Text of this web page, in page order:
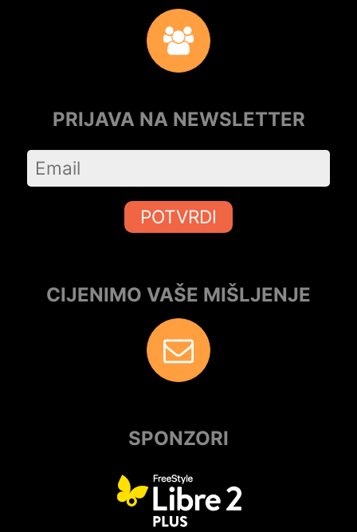
PRIJAVA NA NEWSLETTER
POTVRDI
CIJENIMO VAŠE MIŠLJENJE
SPONZORI